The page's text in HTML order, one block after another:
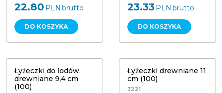
22.80 PLN brutto
DO KOSZYKA
23.33PLN brutto
DO KOSZYKA
Łyżeczki do lodów, drewniane 9,4
Łyżeczki do lodów,
drewniane 9,4 cm
(100)
Łyżeczka drewniana 11 cm (100)
Łyżeczki drewniane 11
cm (100)
3221